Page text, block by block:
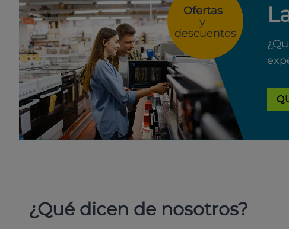
Ofertas
y
descuentos
¿Qué dicen de nosotros?